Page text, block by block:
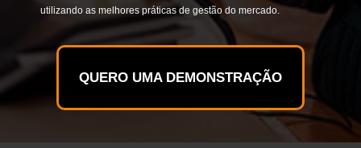
utilizando as melhores práticas de gestão do mercado.
QUERO UMA DEMONSTRAÇÃO